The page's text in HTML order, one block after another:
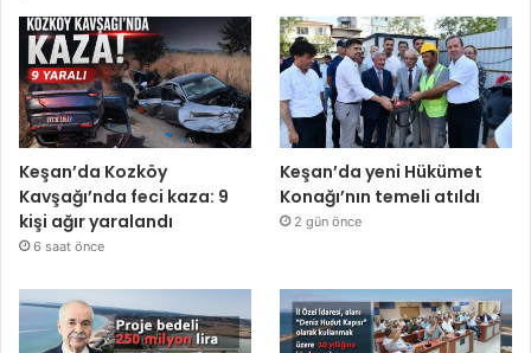
Keşan’da Kozköy
Kavşağı’nda feci kaza: 9
kişi ağır yaralandı
6 saat önce
Keşan’da yeni Hükümet
Konağı’nın temeli atıldı
2 gün önce